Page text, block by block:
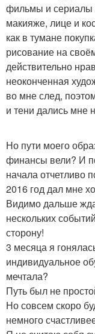
фильмы и сериалы
макияже, лице и
как в тумане
рисование на
действительно
неоконченная
во мне след,
и тени дались мне
Но пути моего
финансы вели? И
начала отчетливо
2016 год дал мне
Видимо дальше
нескольких
сторону!
3 месяца я
индивидуальное
мечтала?
Путь был не
Но совсем скоро
немного